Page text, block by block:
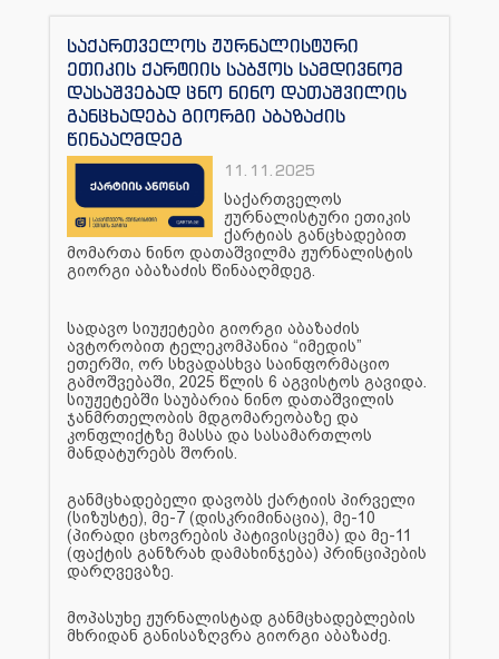
საქართველოს ჟურნალისტური
ეთიკის ქარტიის საბჭოს სამდივნომ
დასაშვებად ცნო ნინო დათაშვილის
განცხადება გიორგი აბაზაძის
წინააღმდეგ
11.11.2025
საქართველოს
ჟურნალისტური ეთიკის
ქარტიას განცხადებით
მომართა ნინო დათაშვილმა ჟურნალისტის
გიორგი აბაზაძის წინააღმდეგ.
სადავო სიუჟეტები გიორგი აბაზაძის
ავტორობით ტელეკომპანია “იმედის”
ეთერში, ორ სხვადასხვა საინფორმაციო
გამოშვებაში, 2025 წლის 6 აგვისტოს გავიდა.
სიუჟეტებში საუბარია ნინო დათაშვილის
ჯანმრთელობის მდგომარეობაზე და
კონფლიქტზე მასსა და სასამართლოს
მანდატურებს შორის.
განმცხადებელი დავობს ქარტიის პირველი
(სიზუსტე), მე-7 (დისკრიმინაცია), მე-10
(პირადი ცხოვრების პატივისცემა) და მე-11
(ფაქტის განზრახ დამახინჯება) პრინციპების
დარღვევაზე.
მოპასუხე ჟურნალისტად განმცხადებლების
მხრიდან განისაზღვრა გიორგი აბაზაძე.